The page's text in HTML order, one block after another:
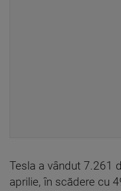
Tesla a vândut 7.261
aprilie, în scădere cu